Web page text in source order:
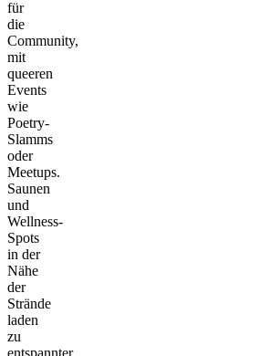
für
die
Community,
mit
queeren
Events
wie
Poetry-
Slamms
oder
Meetups.
Saunen
und
Wellness-
Spots
in der
Nähe
der
Strände
laden
zu